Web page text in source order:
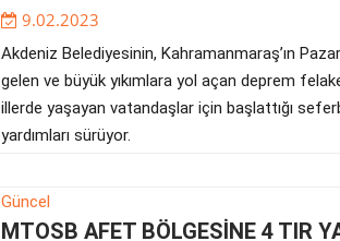
9.02.2023
Akdeniz Belediyesinin, Kahramanmaraş’ın
gelen ve büyük yıkımlara yol açan deprem
illerde yaşayan vatandaşlar için başlattığı
yardımları sürüyor.
Güncel
MTOSB AFET BÖLGESİNE 4 TIR